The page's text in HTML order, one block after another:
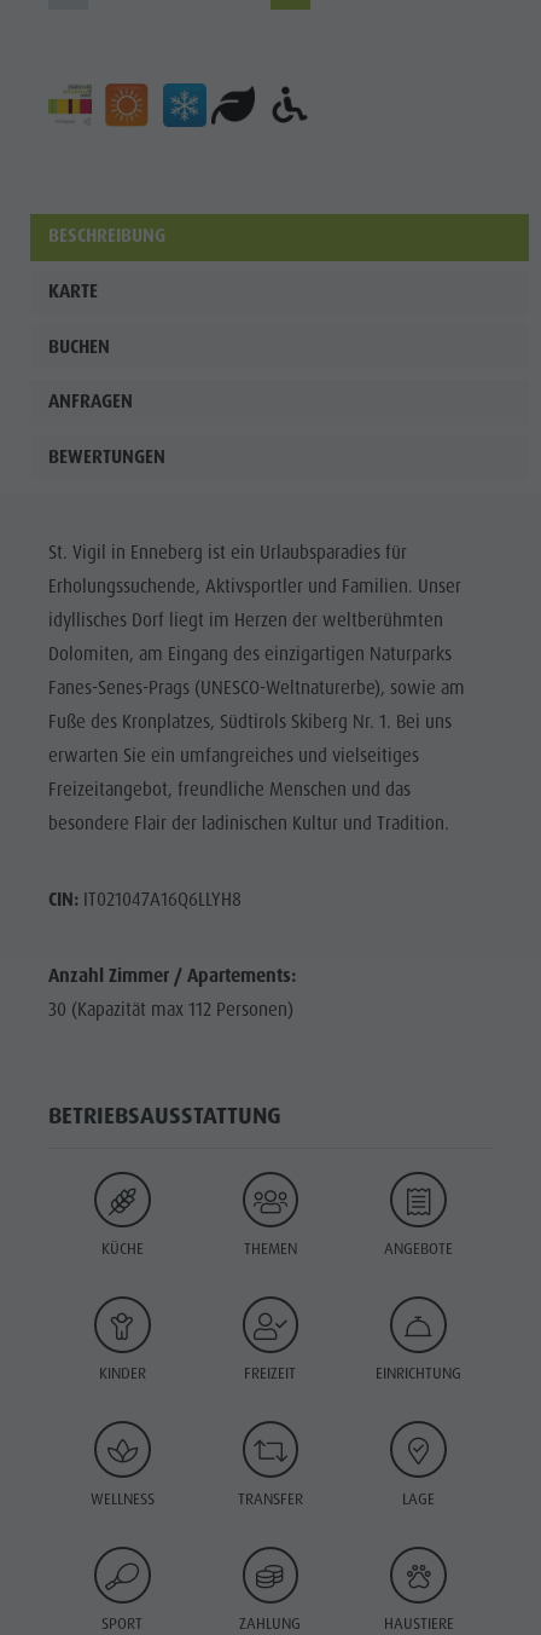
BESCHREIBUNG
KARTE
BUCHEN
ANFRAGEN
BEWERTUNGEN
St. Vigil in Enneberg ist ein Urlaubsparadies für
Erholungssuchende, Aktivsportler und Familien. Unser
idyllisches Dorf liegt im Herzen der weltberühmten
Dolomiten, am Eingang des einzigartigen Naturparks
Fanes-Senes-Prags (UNESCO-Weltnaturerbe), sowie am
Fuße des Kronplatzes, Südtirols Skiberg Nr. 1. Bei uns
erwarten Sie ein umfangreiches und vielseitiges
Freizeitangebot, freundliche Menschen und das
besondere Flair der ladinischen Kultur und Tradition.
CIN:IT021047A16Q6LLYH8
Anzahl Zimmer / Apartements:
30 (Kapazität max 112 Personen)
BETRIEBSAUSSTATTUNG
KÜCHE THEMEN ANGEBOTE
KINDER FREIZEIT EINRICHTUNG
WELLNESS TRANSFER LAGE
SPORT ZAHLUNG HAUSTIERE